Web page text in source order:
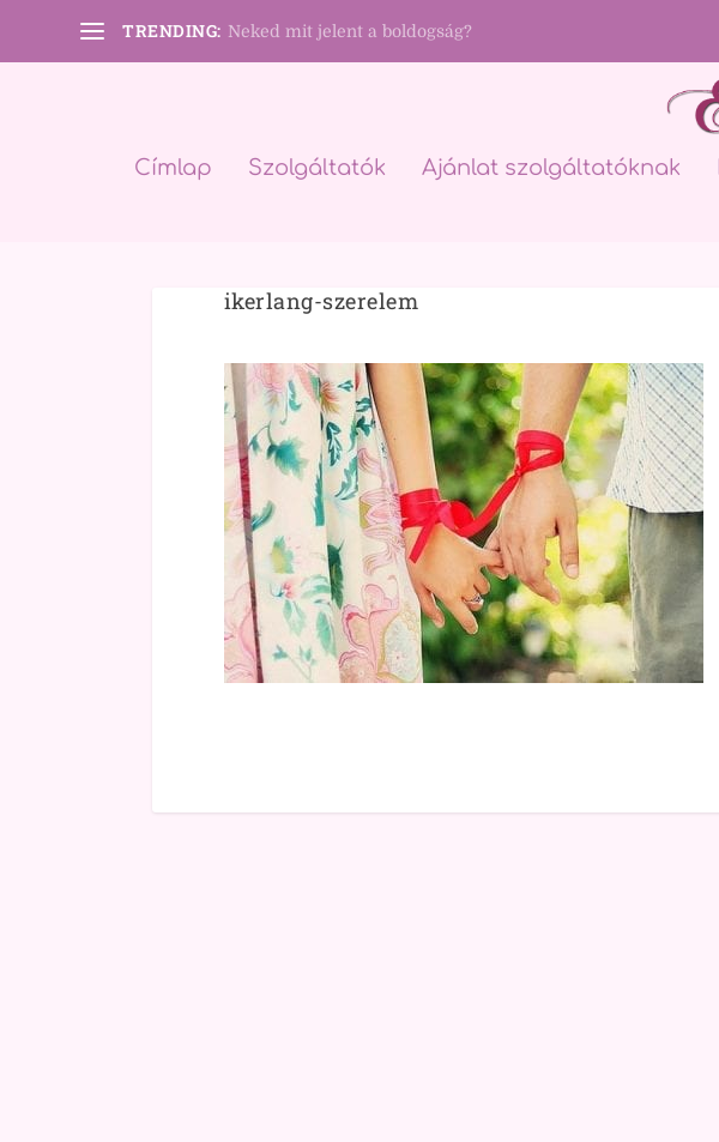
TRENDING: Neked mit jelent a boldogság?
Címlap Szolgáltatók Ajánlat szolgáltatóknak
ikerlang-szerelem